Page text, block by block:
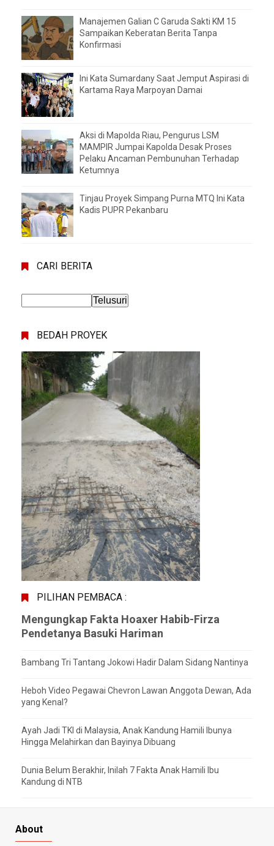
Manajemen Galian C Garuda Sakti KM 15
Sampaikan Keberatan Berita Tanpa
Konfirmasi
Ini Kata Sumardany Saat Jemput Aspirasi di
Kartama Raya Marpoyan Damai
Aksi di Mapolda Riau, Pengurus LSM
MAMPIR Jumpai Kapolda Desak Proses
Pelaku Ancaman Pembunuhan Terhadap
Ketumnya
Tinjau Proyek Simpang Purna MTQ Ini Kata
Kadis PUPR Pekanbaru
CARI BERITA
BEDAH PROYEK
PILIHAN PEMBACA :
Mengungkap Fakta Hoaxer Habib-Firza
Pendetanya Basuki Hariman
Bambang Tri Tantang Jokowi Hadir Dalam Sidang Nantinya
Heboh Video Pegawai Chevron Lawan Anggota Dewan, Ada
yang Kenal?
Ayah Jadi TKI di Malaysia, Anak Kandung Hamili Ibunya
Hingga Melahirkan dan Bayinya Dibuang
Dunia Belum Berakhir, Inilah 7 Fakta Anak Hamili Ibu
Kandung di NTB
About